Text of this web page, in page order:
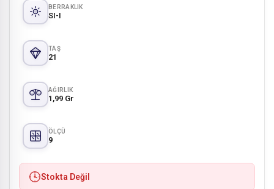
BERRAKLIK
SI-I
TAŞ
21
AĞIRLIK
1,99 Gr
ÖLÇÜ
9
Stokta Değil